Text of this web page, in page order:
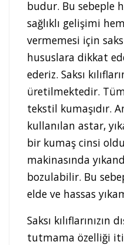
budur. Bu sebeple
sağlıklı gelişimi
vermemesi için
hususlara dikkat
ederiz. Saksı
üretilmektedir.
tekstil kumaşıdır.
kullanılan astar,
bir kumaş cinsi
makinasında
bozulabilir. Bu
elde ve hassas
Saksı kılıflarınızın
tutmama özelliği